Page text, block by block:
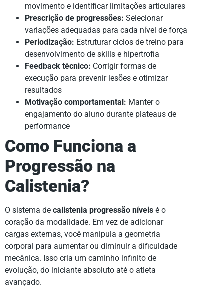
movimento e identificar limitações articulares
Prescrição de progressões: Selecionar
variações adequadas para cada nível de força
Periodização: Estruturar ciclos de treino para
desenvolvimento de skills e hipertrofia
Feedback técnico: Corrigir formas de
execução para prevenir lesões e otimizar
resultados
Motivação comportamental: Manter o
engajamento do aluno durante plateaus de
performance
Como Funciona a
Progressão na
Calistenia?
O sistema de calistenia progressão níveis é o
coração da modalidade. Em vez de adicionar
cargas externas, você manipula a geometria
corporal para aumentar ou diminuir a dificuldade
mecânica. Isso cria um caminho infinito de
evolução, do iniciante absoluto até o atleta
avançado.